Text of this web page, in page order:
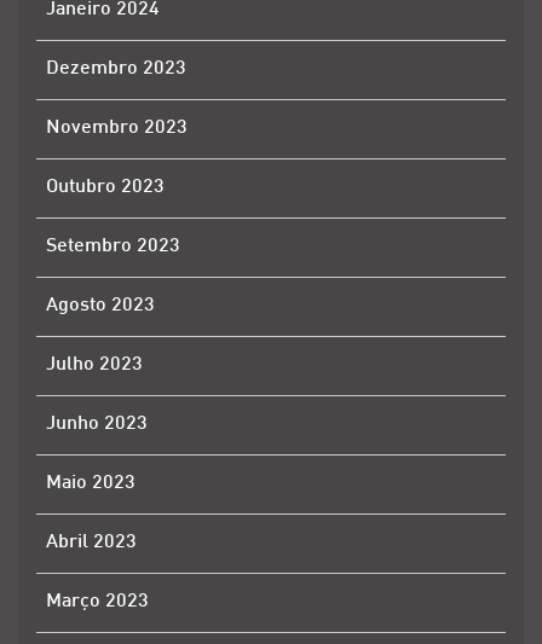
Janeiro 2024
Dezembro 2023
Novembro 2023
Outubro 2023
Setembro 2023
Agosto 2023
Julho 2023
Junho 2023
Maio 2023
Abril 2023
Março 2023